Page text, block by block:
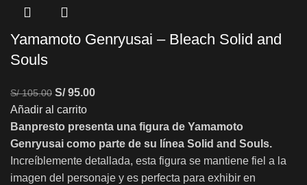
Yamamoto Genryusai – Bleach Solid and
Souls
S/105.00 S/95.00
Añadir al carrito
Banpresto presenta una figura de Yamamoto
Genryusai como parte de su línea Solid and Souls.
Increíblemente detallada, esta figura se mantiene fiel a la
imagen del personaje y es perfecta para exhibir en